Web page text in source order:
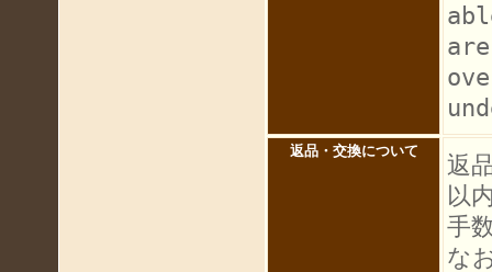
返品・交換について
返
以
手
な